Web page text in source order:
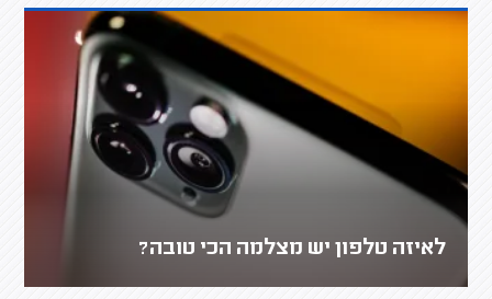
לאיזה טלפון יש מצלמה הכי טובה?